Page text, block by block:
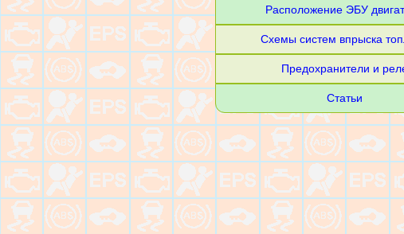
Расположение ЭБУ
Схемы систем впрыска
Предохранители и
Статьи